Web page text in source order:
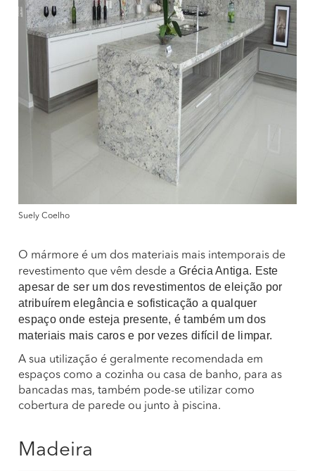
Suely Coelho
O mármore é um dos materiais mais intemporais de
revestimento que vêm desde a Grécia Antiga. Este
apesar de ser um dos revestimentos de eleição por
atribuírem elegância e sofisticação a qualquer
espaço onde esteja presente, é também um dos
materiais mais caros e por vezes difícil de limpar.
A sua utilização é geralmente recomendada em
espaços como a cozinha ou casa de banho, para as
bancadas mas, também pode-se utilizar como
cobertura de parede ou junto à piscina.
Madeira